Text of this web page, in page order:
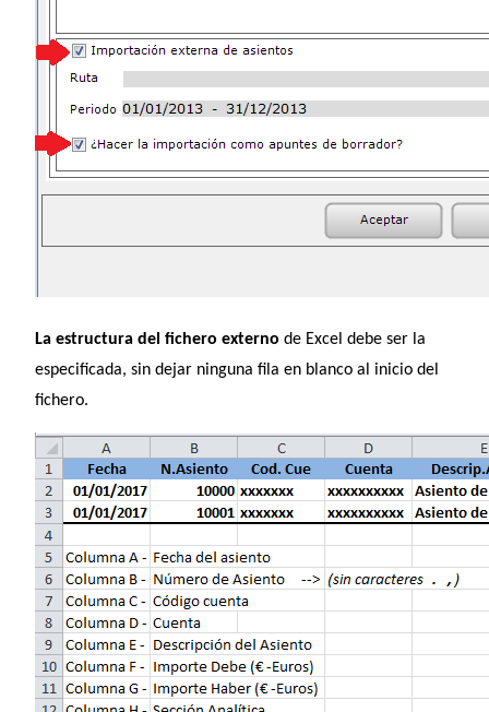
La estructura del fichero externo de Excel debe ser la
especificada, sin dejar ninguna fila en blanco al inicio del
fichero.